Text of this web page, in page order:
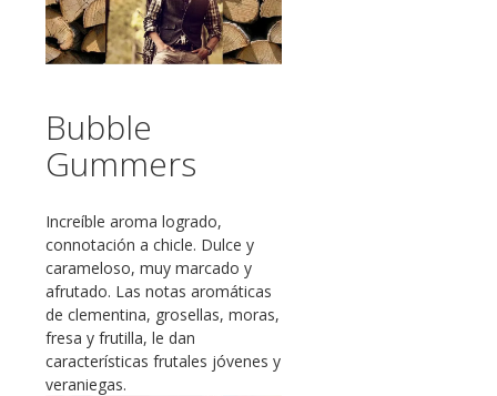
Bubble
Gummers
Increíble aroma logrado,
connotación a chicle. Dulce y
carameloso, muy marcado y
afrutado. Las notas aromáticas
de clementina, grosellas, moras,
fresa y frutilla, le dan
características frutales jóvenes y
veraniegas.